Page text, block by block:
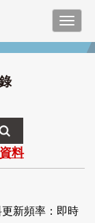
料
更新頻率：即時